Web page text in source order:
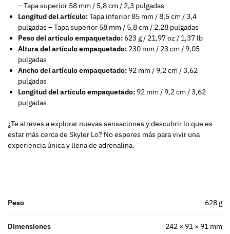
– Tapa superior 58 mm / 5,8 cm / 2,3 pulgadas
Longitud del artículo:Tapa inferior 85 mm / 8,5 cm / 3,4
pulgadas – Tapa superior 58 mm / 5,8 cm / 2,28 pulgadas
Peso del artículo empaquetado: 623 g / 21,97 oz / 1,37 lb
Altura del artículo empaquetado: 230 mm / 23 cm / 9,05
pulgadas
Ancho del artículo empaquetado: 92 mm / 9,2 cm / 3,62
pulgadas
Longitud del artículo empaquetado: 92 mm / 9,2 cm / 3,62
pulgadas
¿Te atreves a explorar nuevas sensaciones y descubrir lo que es
estar más cerca de Skyler Lo? No esperes más para vivir una
experiencia única y llena de adrenalina.
Peso 628 g
Dimensiones 242 × 91 × 91 mm